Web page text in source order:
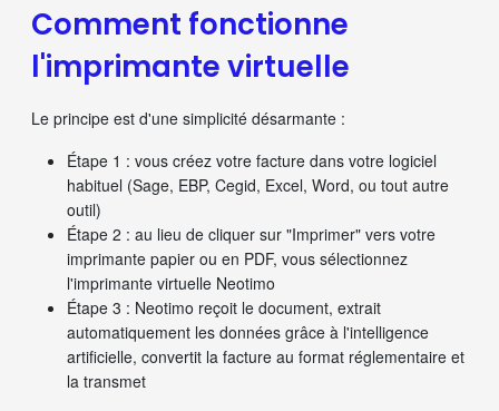
Comment fonctionne
l'imprimante virtuelle
Le principe est d'une simplicité désarmante :
Étape 1 : vous créez votre facture dans votre logiciel
habituel (Sage, EBP, Cegid, Excel, Word, ou tout autre
outil)
Étape 2 : au lieu de cliquer sur "Imprimer" vers votre
imprimante papier ou en PDF, vous sélectionnez
l'imprimante virtuelle Neotimo
Étape 3 : Neotimo reçoit le document, extrait
automatiquement les données grâce à l'intelligence
artificielle, convertit la facture au format réglementaire et
la transmet